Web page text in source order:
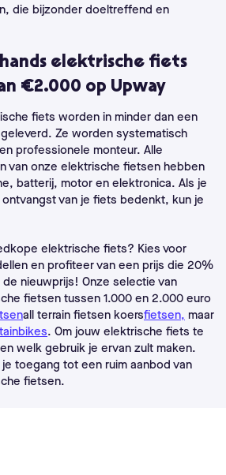
die bijzonder doeltreffend en
elektrische fiets
€2.000 op Upway
fiets worden in minder dan een
Ze worden systematisch
professionele monteur. Alle
van onze elektrische fietsen hebben
batterij, motor en elektronica. Als je
ontvangst van je fiets bedenkt, kun je
elektrische fiets? Kies voor
en profiteer van een prijs die 20%
nieuwprijs! Onze selectie van
fietsen tussen 1.000 en 2.000 euro
all terrain fietsen koersfietsen, maar
. Om jouw elektrische fiets te
welk gebruik je ervan zult maken.
toegang tot een ruim aanbod van
fietsen.